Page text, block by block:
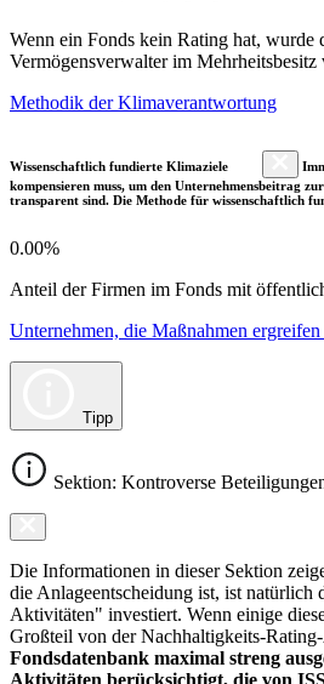
Wenn ein Fonds kein Rating hat, wurde
Vermögensverwalter im
Methodik der Klimaverantwortung
Wissenschaftlich fundierte Klimaziele
kompensieren muss, um den Unternehmensbeitrag
transparent sind. Die Methode für wissenschaftlich
0.00%
Anteil der Firmen im Fonds mit
Unternehmen, die Maßnahmen
Tipp
Sektion: Kontroverse
Die Informationen in dieser Sektion
die Anlageentscheidung ist, ist natürlich
Aktivitäten" investiert. Wenn einige
Großteil von der Nachhaltigkeits-
Fondsdatenbank maximal streng
Aktivitäten berücksichtigt, die von